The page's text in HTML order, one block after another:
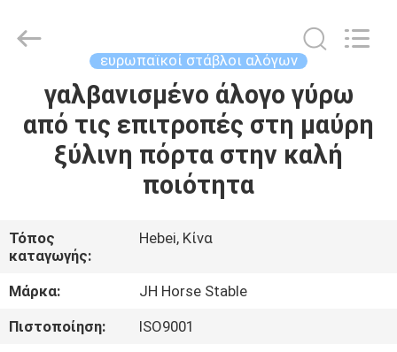
ΣΠΊΤΙ
ΠΡΟΪΌΝΤΑ
ΕΜΕΊΣ
ΓΎΡΟΣ
ΕΡΓΟΣΤΑΣΊΩΝ
products
ευρωπαϊκοί στάβλοι αλόγων
γαλβανισμένο άλογο γύρω
από τις επιτροπές στη μαύρη
ξύλινη πόρτα στην καλή
ποιότητα
Τόπος
καταγωγής:
Hebei, Κίνα
Μάρκα:
JH Horse Stable
Πιστοποίηση:
ISO9001